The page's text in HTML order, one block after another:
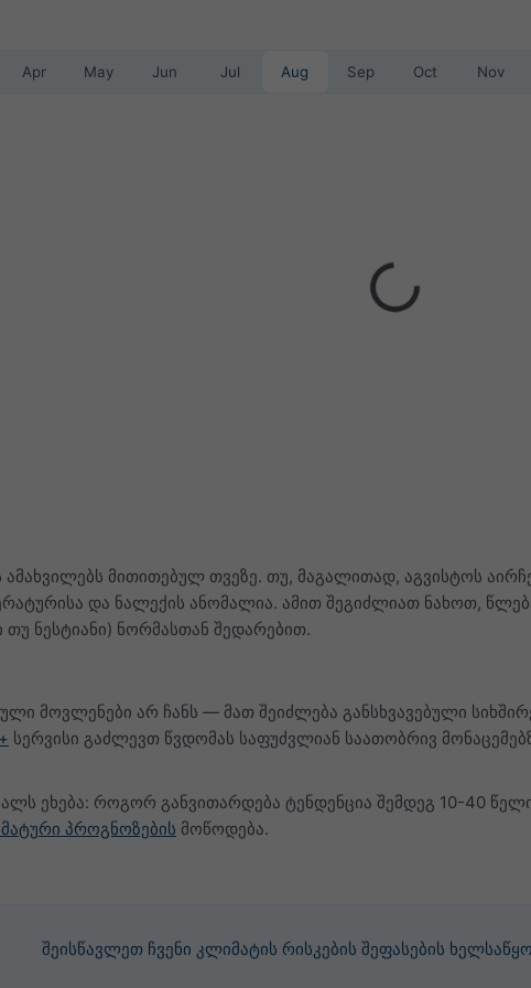
Apr May Jun Jul Aug Sep Oct Nov
ამახვილებს მითითებულ თვეზე. თუ, მაგალითად, აგვისტოს
და ნალექის ანომალია. ამით შეგიძლიათ ნახოთ,
ნესტიანი) ნორმასთან შედარებით.
მოვლენები არ ჩანს — მათ შეიძლება განსხვავებული
სერვისი გაძლევთ წვდომას საფუძვლიან საათობრივ
ეხება: როგორ განვითარდება ტენდენცია შემდეგ 10-40
პროგნოზების მოწოდება.
შეისწავლეთ ჩვენი კლიმატის რისკების შეფასების